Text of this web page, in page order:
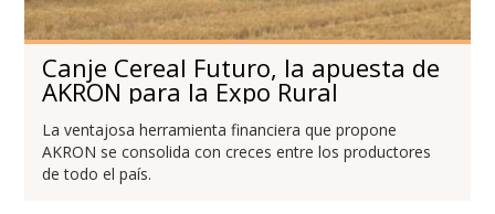
Canje Cereal Futuro, la apuesta de
AKRON para la Expo Rural
La ventajosa herramienta financiera que propone
AKRON se consolida con creces entre los productores
de todo el país.